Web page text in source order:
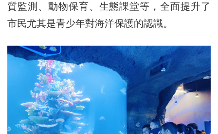
質監測、動物保育、生態課堂等，全面提升了
市民尤其是青少年對海洋保護的認識。